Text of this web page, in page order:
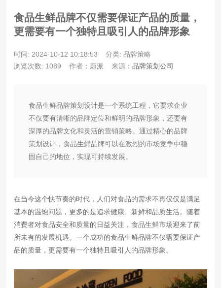
食品生鲜品牌不仅需要保证产品的质量，
更需要有一个独特且吸引人的品牌形象
时间: 2024-10-12 10:18:53
分类: 品牌策略
浏览次数: 1089
作者：蔚派 来源：品牌策划公司
食品生鲜品牌策划设计是一个系统工程，它要求企业
不仅要有清晰的品牌定位和鲜明的品牌形象，还要有
深厚的品牌文化和灵活的营销策略。通过精心的品牌
策划设计，食品生鲜品牌可以在激烈的市场竞争中稳
固自己的地位，实现可持续发展。
在当今这个快节奏的时代，人们对食品的需求不再仅仅是满足
基本的温饱问题，更多的是追求健康、新鲜和品质生活。随着
消费者对食品安全和质量的日益关注，食品生鲜市场迎来了前
所未有的发展机遇。一个成功的食品生鲜品牌不仅需要保证产
品的质量，更需要有一个独特且吸引人的品牌形象。